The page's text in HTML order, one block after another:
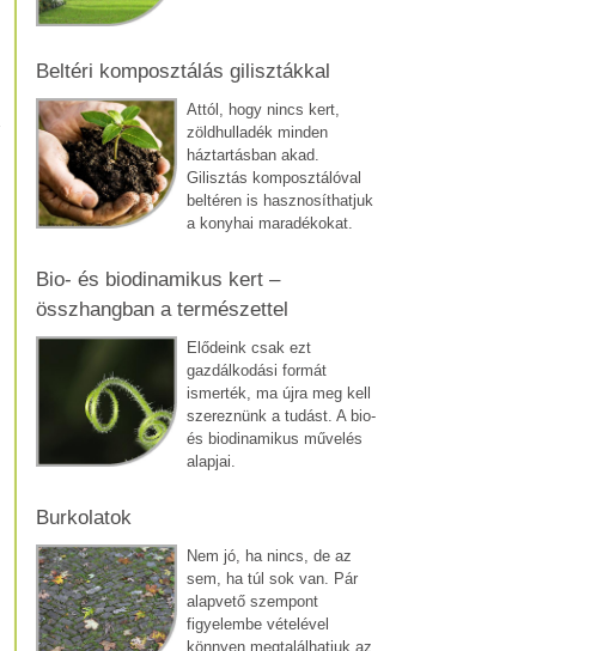
Beltéri komposztálás gilisztákkal
Attól, hogy nincs kert,
zöldhulladék minden
háztartásban akad.
Gilisztás komposztálóval
beltéren is hasznosíthatjuk
a konyhai maradékokat.
Bio- és biodinamikus kert –
összhangban a természettel
Elődeink csak ezt
gazdálkodási formát
ismerték, ma újra meg kell
szereznünk a tudást. A bio-
és biodinamikus művelés
alapjai.
Burkolatok
Nem jó, ha nincs, de az
sem, ha túl sok van. Pár
alapvető szempont
figyelembe vételével
könnyen megtalálhatjuk az